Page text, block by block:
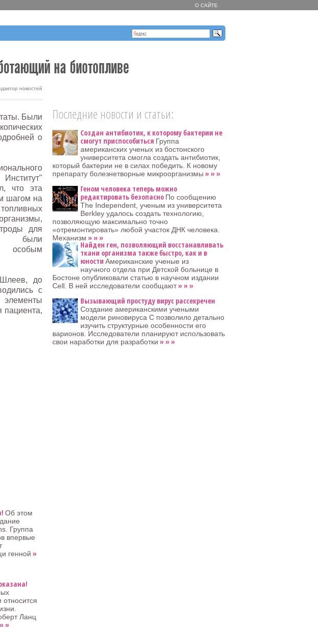
О САЙТЕ
на биотопливе
новостей
Были
о
что эта
шагом на
для
особым
до
с
элементы
пациента,
Об этом
Группа
впервые
генной »
относится
Ланц
»
Последние новости и статьи:
Создан антибиотик, к которому бактерии не
смогут приспособиться Группа
американских ученых из бостонского
университета смогла создать антибиотик,
который бактерии не в силах победить. К новому
препарату болезнетворные микроорганизмы » » »
Геном человека теперь можно
редактировать безопасно По сообщению
The Independent, ученым из университета
Berkley удалось создать технологию,
позволяющую максимально точно
«отремонтировать» любой участок ДНК человека.
Механизм » » »
Найден ген, позволяющий восстанавливать
ткани организма также быстро, как и в
юности Американские ученые из
научного отдела при Детской больнице в
Бостоне опубликовали статью в научном издании
Cell. В ней исследователи сообщают» » »
Вызывающий простуду вирус рассекречен
Создание американскими учеными
модели риновируса C позволило детально
изучить структурные особенности его
варионов. Исследователи планируют использовать
свои наработки для разработки » » »